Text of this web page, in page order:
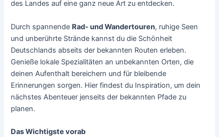
des Landes auf eine ganz neue Art zu entdecken.
Durch spannende Rad- und Wandertouren, ruhige Seen
und unberührte Strände kannst du die Schönheit
Deutschlands abseits der bekannten Routen erleben.
Genieße lokale Spezialitäten an unbekannten Orten, die
deinen Aufenthalt bereichern und für bleibende
Erinnerungen sorgen. Hier findest du Inspiration, um dein
nächstes Abenteuer jenseits der bekannten Pfade zu
planen.
Das Wichtigste vorab